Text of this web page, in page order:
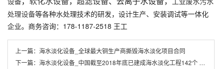
处理设备等各种水处理技术的研发，设计生产、安装调试等一体化
企业。商务咨询：178-1187-2518 王工
上一篇： 海水淡化设备_全球最大铜生产商撕毁海水淡化项目合同
下一篇： 海水淡化设备_中国截至2018年底已建成海水淡化工程142个 日均产水120万吨